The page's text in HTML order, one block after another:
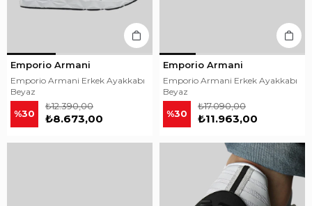
Emporio Armani
Emporio Armani Erkek Ayakkabı
Beyaz
%30 ₺8.673,00
₺12.390,00
Emporio Armani
Emporio Armani Erkek Ayakkabı
Beyaz
%30 ₺11.963,00
₺17.090,00